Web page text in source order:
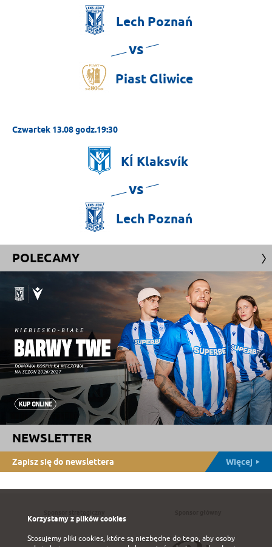
Lech Poznań
vs
Piast Gliwice
Czwartek 13.08 godz.19:30
KÍ Klaksvík
vs
Lech Poznań
POLECAMY
NEWSLETTER
Zapisz się do newslettera Więcej
Korzystamy z plików cookies
Stosujemy pliki cookies, które są niezbędne do tego, aby osoby